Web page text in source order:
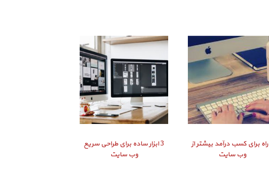
4 راه برای کسب درآمد بیشتر از
وب سایت
3 ابزار ساده برای طراحی سریع
وب سایت